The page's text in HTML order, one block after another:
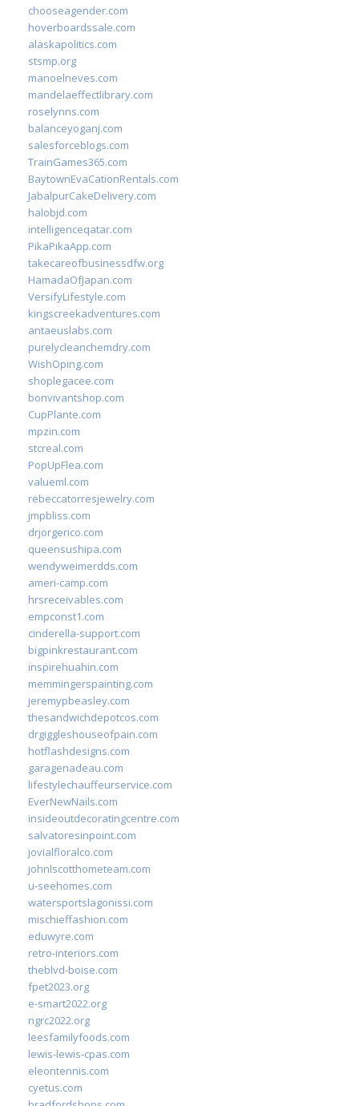
chooseagender.com
hoverboardssale.com
alaskapolitics.com
stsmp.org
manoelneves.com
mandelaeffectlibrary.com
roselynns.com
balanceyoganj.com
salesforceblogs.com
TrainGames365.com
BaytownEvaCationRentals.com
JabalpurCakeDelivery.com
halobjd.com
intelligenceqatar.com
PikaPikaApp.com
takecareofbusinessdfw.org
HamadaOfJapan.com
VersifyLifestyle.com
kingscreekadventures.com
antaeuslabs.com
purelycleanchemdry.com
WishOping.com
shoplegacee.com
bonvivantshop.com
CupPlante.com
mpzin.com
stcreal.com
PopUpFlea.com
valueml.com
rebeccatorresjewelry.com
jmpbliss.com
drjorgerico.com
queensushipa.com
wendyweimerdds.com
ameri-camp.com
hrsreceivables.com
empconst1.com
cinderella-support.com
bigpinkrestaurant.com
inspirehuahin.com
memmingerspainting.com
jeremypbeasley.com
thesandwichdepotcos.com
drgiggleshouseofpain.com
hotflashdesigns.com
garagenadeau.com
lifestylechauffeurservice.com
EverNewNails.com
insideoutdecoratingcentre.com
salvatoresinpoint.com
jovialfloralco.com
johnlscotthometeam.com
u-seehomes.com
watersportslagonissi.com
mischieffashion.com
eduwyre.com
retro-interiors.com
theblvd-boise.com
fpet2023.org
e-smart2022.org
ngrc2022.org
leesfamilyfoods.com
lewis-lewis-cpas.com
eleontennis.com
cyetus.com